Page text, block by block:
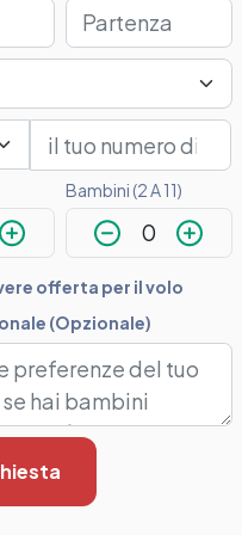
Bambini (2 A 11)
offerta per il volo
(Opzionale)